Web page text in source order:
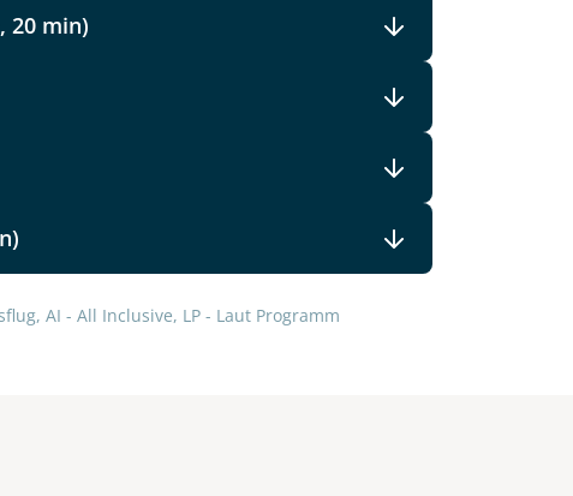
20 min)
AI - All Inclusive, LP - Laut Programm